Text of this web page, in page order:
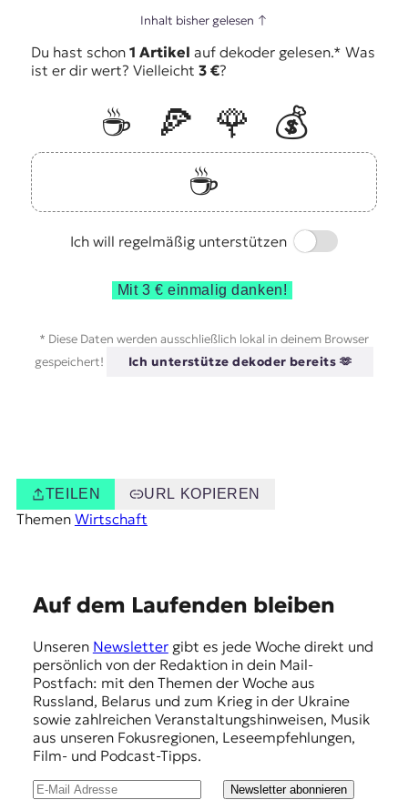
Inhalt bisher gelesen ↑
Du hast schon 1 Artikel auf dekoder gelesen.* Was
ist er dir wert? Vielleicht 3 €?
☕️ 🍕 🌹
💰
☕️
Ich will regelmäßig unterstützen
Switch
Mit 3 € einmalig danken!
* Diese Daten werden ausschließlich lokal in deinem Browser
gespeichert!
Ich unterstütze dekoder bereits 🫶
TEILEN URL KOPIEREN
Themen Wirtschaft
Auf dem Laufenden bleiben
Unseren Newslettergibt es jede Woche direkt und
persönlich von der Redaktion in dein Mail-
Postfach: mit den Themen der Woche aus
Russland, Belarus und zum Krieg in der Ukraine
sowie zahlreichen Veranstaltungshinweisen, Musik
aus unseren Fokusregionen, Leseempfehlungen,
Film- und Podcast-Tipps.
Newsletter abonnieren